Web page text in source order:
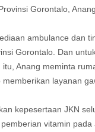
Gorontalo,
ambulance dan
Gorontalo. Dan
Anang meminta
layanan
kepesertaan JKN
vitamin